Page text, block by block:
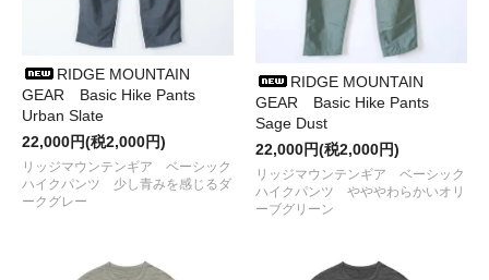
しました
●2024/ 8/ 7 RIDGE MOUNTAIN GEAR から
R ZIP WLTと
Sunshadeが再入荷しました
●2024/ 7/14RWCHEから
DUDE KEYRING、GLASS、
SIGNBOARDが入荷しました
●2024/ 7/10
単行本『ヒッピーの教科書』
が入荷しました
●2024/ 7/ 6 恐竜や野鳥、きのこ、多肉植物のTシャツ
荷しました
●2024/ 6/27
COTTON PAN から アリスTEE、 ロンTEEが入荷
(リアル真鍮)
が入荷しました
RIDGE MOUNTAIN
GEAR Basic Hike Pants
Urban Slate
22,000円(税2,000円)
リッジマウンテンギア ベーシック
ハイクパンツ 少し青みを感じるダ
ークグレー
RIDGE MOUNTAIN
GEAR Basic Hike Pants
Sage Dust
22,000円(税2,000円)
リッジマウンテンギア ベーシック
ハイクパンツ やややわらかいオリ
ーブグリーン